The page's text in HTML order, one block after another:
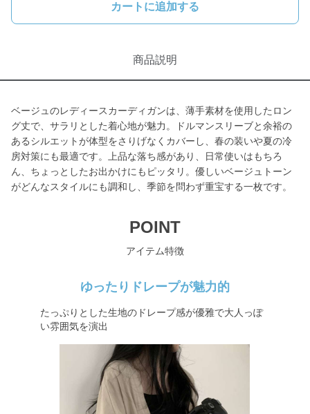
カートに追加する
商品説明
ベージュのレディースカーディガンは、薄手素材を使用したロン
グ丈で、サラリとした着心地が魅力。ドルマンスリーブと余裕の
あるシルエットが体型をさりげなくカバーし、春の装いや夏の冷
房対策にも最適です。上品な落ち感があり、日常使いはもちろ
ん、ちょっとしたお出かけにもピッタリ。優しいベージュトーン
がどんなスタイルにも調和し、季節を問わず重宝する一枚です。
POINT
アイテム特徴
ゆったりドレープが魅力的
たっぷりとした生地のドレープ感が優雅で大人っぽ
い雰囲気を演出